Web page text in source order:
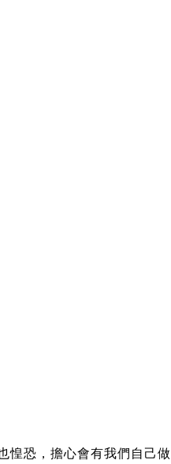
恐，擔心會有我們自己做